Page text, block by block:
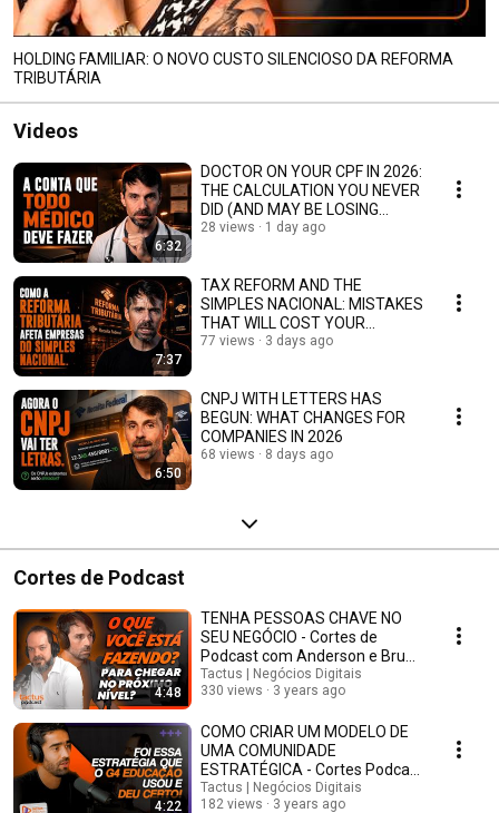
HOLDING FAMILIAR: O NOVO CUSTO SILENCIOSO DA REFORMA
TRIBUTÁRIA
Videos
6:32
DOCTOR ON YOUR CPF IN 2026:
THE CALCULATION YOU NEVER
DID (AND MAY BE LOSING
MONEY ON)
28 views 1 day ago
7:37
TAX REFORM AND THE
SIMPLES NACIONAL: MISTAKES
THAT WILL COST YOUR
BUSINESS DEARLY
77 views 3 days ago
6:50
CNPJ WITH LETTERS HAS
BEGUN: WHAT CHANGES FOR
COMPANIES IN 2026
68 views 8 days ago
Cortes de Podcast
4:48
TENHA PESSOAS CHAVE NO
SEU NEGÓCIO - Cortes de
Podcast com Anderson e Bruno
#50
Tactus | Negócios Digitais
330 views
3 years ago
4:22
COMO CRIAR UM MODELO DE
UMA COMUNIDADE
ESTRATÉGICA - Cortes Podcast
com Daniel Ivanenko #74
Tactus | Negócios Digitais
182 views
3 years ago